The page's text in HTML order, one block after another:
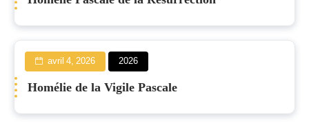
avril 4, 2026 2026
Homélie de la Vigile Pascale